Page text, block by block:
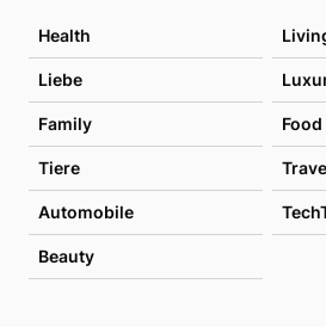
Health
Liebe
Family Food
Tiere
Automobile
Beauty